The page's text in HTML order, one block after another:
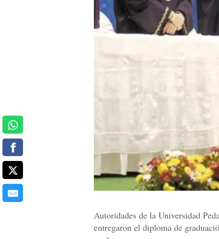
Autoridades de la Universidad
entregaron el diploma de